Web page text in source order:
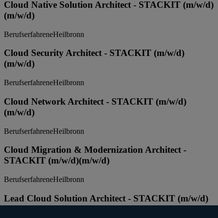
Cloud Native Solution Architect - STACKIT (m/w/d)
(m/w/d)
BerufserfahreneHeilbronn
Cloud Security Architect - STACKIT (m/w/d)
(m/w/d)
BerufserfahreneHeilbronn
Cloud Network Architect - STACKIT (m/w/d)
(m/w/d)
BerufserfahreneHeilbronn
Cloud Migration & Modernization Architect -
STACKIT (m/w/d)(m/w/d)
BerufserfahreneHeilbronn
Lead Cloud Solution Architect - STACKIT (m/w/d)
(m/w/d)